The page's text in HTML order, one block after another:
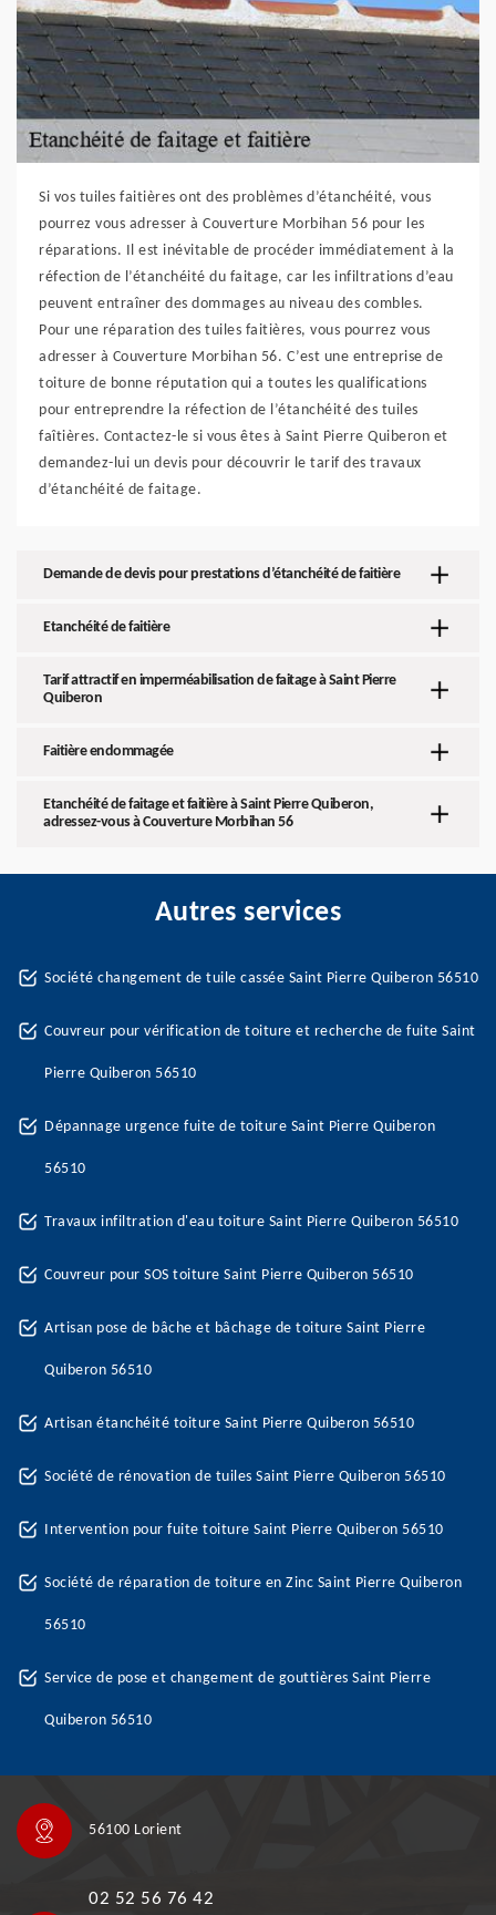
Si vos tuiles faitières ont des problèmes d’étanchéité, vous
pourrez vous adresser à Couverture Morbihan 56 pour les
réparations. Il est inévitable de procéder immédiatement à la
réfection de l’étanchéité du faitage, car les infiltrations d’eau
peuvent entraîner des dommages au niveau des combles.
Pour une réparation des tuiles faitières, vous pourrez vous
adresser à Couverture Morbihan 56. C’est une entreprise de
toiture de bonne réputation qui a toutes les qualifications
pour entreprendre la réfection de l’étanchéité des tuiles
faîtières. Contactez-le si vous êtes à Saint Pierre Quiberon et
demandez-lui un devis pour découvrir le tarif des travaux
d’étanchéité de faitage.
Demande de devis pour prestations d’étanchéité de faitière
Etanchéité de faitière
Tarif attractif en imperméabilisation de faitage à Saint Pierre
Quiberon
Faitière endommagée
Etanchéité de faitage et faitière à Saint Pierre Quiberon,
adressez-vous à Couverture Morbihan 56
Autres services
Société changement de tuile cassée Saint Pierre Quiberon 56510
Couvreur pour vérification de toiture et recherche de fuite Saint
Pierre Quiberon 56510
Dépannage urgence fuite de toiture Saint Pierre Quiberon
56510
Travaux infiltration d'eau toiture Saint Pierre Quiberon 56510
Couvreur pour SOS toiture Saint Pierre Quiberon 56510
Artisan pose de bâche et bâchage de toiture Saint Pierre
Quiberon 56510
Artisan étanchéité toiture Saint Pierre Quiberon 56510
Société de rénovation de tuiles Saint Pierre Quiberon 56510
Intervention pour fuite toiture Saint Pierre Quiberon 56510
Société de réparation de toiture en Zinc Saint Pierre Quiberon
56510
Service de pose et changement de gouttières Saint Pierre
Quiberon 56510
56100 Lorient
02 52 56 76 42